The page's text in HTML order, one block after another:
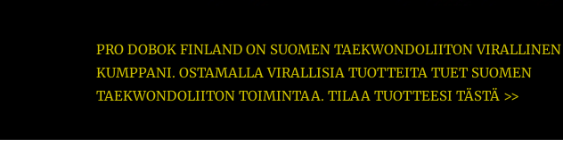
PRO DOBOK FINLAND ON SUOMEN TAEKWONDOLIITON VIRALLINEN
KUMPPANI. OSTAMALLA VIRALLISIA TUOTTEITA TUET SUOMEN
TAEKWONDOLIITON TOIMINTAA. TILAA TUOTTEESI TÄSTÄ >>